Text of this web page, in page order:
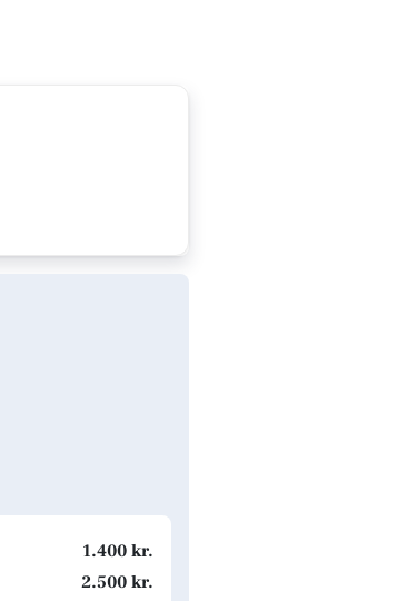
1.400 kr.
2.500 kr.